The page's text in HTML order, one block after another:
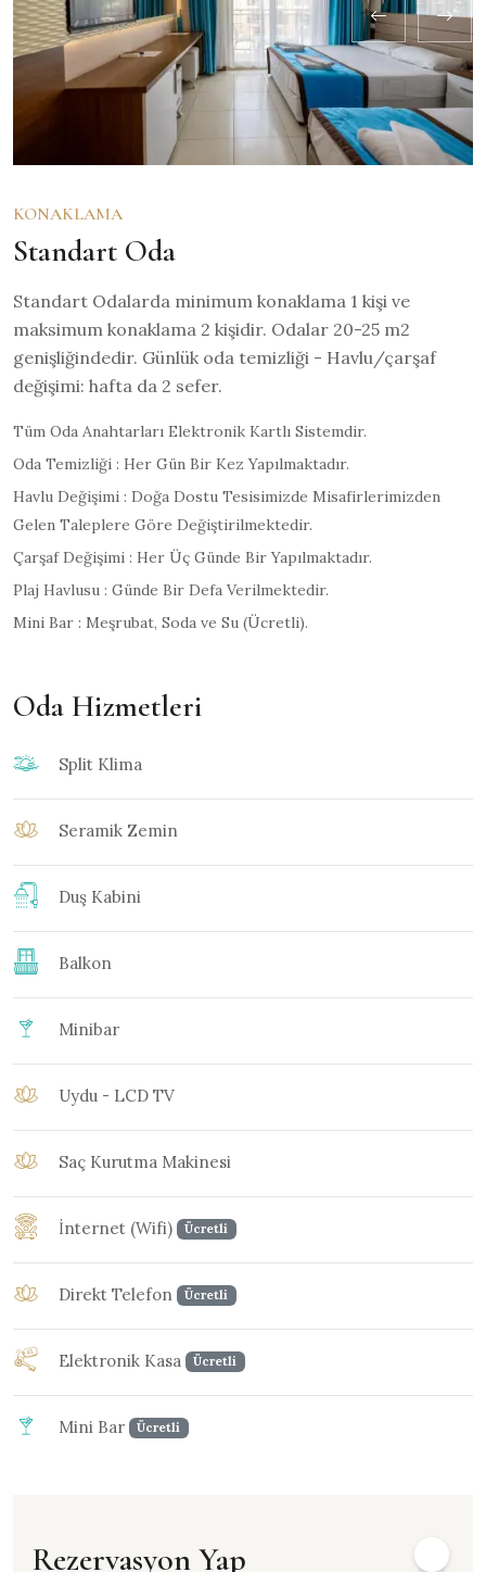
KONAKLAMA
Standart Oda
Standart Odalarda minimum konaklama 1 kişi ve
maksimum konaklama 2 kişidir. Odalar 20-25 m2
genişliğindedir. Günlük oda temizliği - Havlu/çarşaf
değişimi: hafta da 2 sefer.
Tüm Oda Anahtarları Elektronik Kartlı Sistemdir.
Oda Temizliği : Her Gün Bir Kez Yapılmaktadır.
Havlu Değişimi : Doğa Dostu Tesisimizde Misafirlerimizden
Gelen Taleplere Göre Değiştirilmektedir.
Çarşaf Değişimi : Her Üç Günde Bir Yapılmaktadır.
Plaj Havlusu : Günde Bir Defa Verilmektedir.
Mini Bar : Meşrubat, Soda ve Su (Ücretli).
Oda Hizmetleri
Split Klima
Seramik Zemin
Duş Kabini
Balkon
Minibar
Uydu - LCD TV
Saç Kurutma Makinesi
İnternet (Wifi) Ücretli
Direkt Telefon Ücretli
Elektronik Kasa Ücretli
Mini Bar Ücretli
Rezervasyon Yap